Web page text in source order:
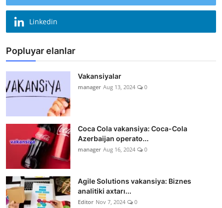
Linkedin
Popluyar elanlar
Vakansiyalar
manager Aug 13, 2024 0
Coca Cola vakansiya: Coca-Cola
Azerbaijan operato...
manager Aug 16, 2024 0
Agile Solutions vakansiya: Biznes
analitiki axtarı...
Editor Nov 7, 2024 0